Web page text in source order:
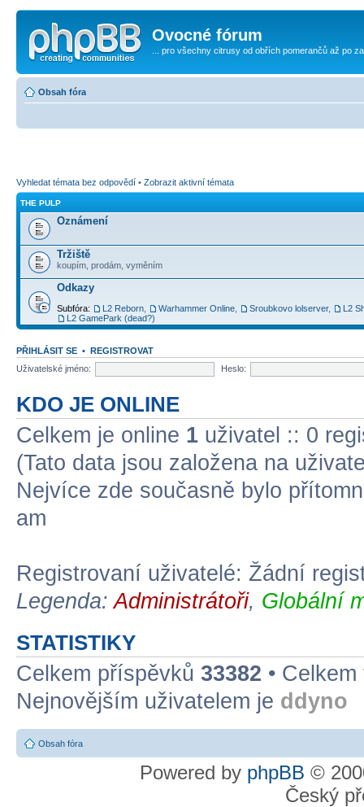
Ovocné fórum
... pro všechny citrusy od obřích pomerančů až po
Obsah fóra
Vyhledat témata bez odpovědí • Zobrazit aktivní témata
THE PULP
Oznámení
Tržiště
koupím, prodám, vyměním
Odkazy
Subfóra: L2 Reborn Warhammer Online Sroubkovo lolserver,
L2
L2 GamePark (dead?)
PŘIHLÁSIT SE • REGISTROVAT
Uživatelské jméno:
Heslo:
KDO JE ONLINE
Celkem je online 1 uživatel :: 0
(Tato data jsou založena na
Nejvíce zde současně bylo
am
Registrovaní uživatelé: Žádní
Legenda:Administrátoři, Globální
STATISTIKY
Celkem příspěvků 33382 •
Nejnovějším uživatelem je ddyno
Obsah fóra
Powered by phpBB ©
Český